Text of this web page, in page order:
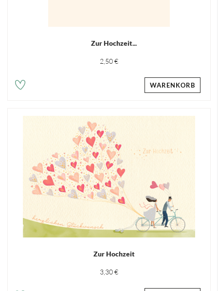
Zur Hochzeit...
2,50 €
WARENKORB
Zur Hochzeit
3,30 €